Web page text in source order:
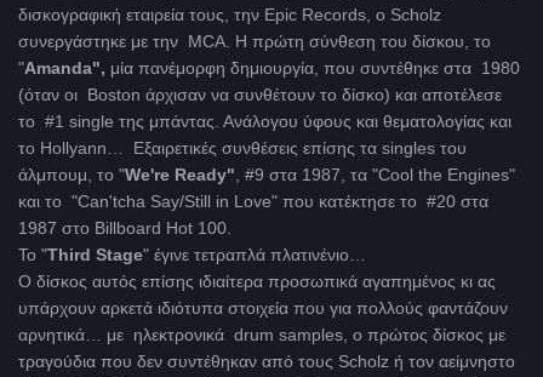
δισκογραφική εταιρεία τους, την Epic Records, ο Scholz
συνεργάστηκε με την MCA. Η πρώτη σύνθεση του δίσκου, το
"Amanda", μία πανέμορφη δημιουργία, που συντέθηκε στα 1980
(όταν οι Boston άρχισαν να συνθέτουν το δίσκο) και αποτέλεσε
το #1 single της μπάντας. Ανάλογου ύφους και θεματολογίας και
το Hollyann… Εξαιρετικές συνθέσεις επίσης τα singles του
άλμπουμ, το "We're Ready", #9 στα 1987, τα "Cool the Engines"
και το "Can'tcha Say/Still in Love" που κατέκτησε το #20 στα
1987 στο Billboard Hot 100.
Το "Third Stage" έγινε τετραπλά πλατινένιο…
Ο δίσκος αυτός επίσης ιδιαίτερα προσωπικά αγαπημένος κι ας
υπάρχουν αρκετά ιδιότυπα στοιχεία που για πολλούς φαντάζουν
αρνητικά… με ηλεκτρονικά drum samples, ο πρώτος δίσκος με
τραγούδια που δεν συντέθηκαν από τους Scholz ή τον αείμνηστο